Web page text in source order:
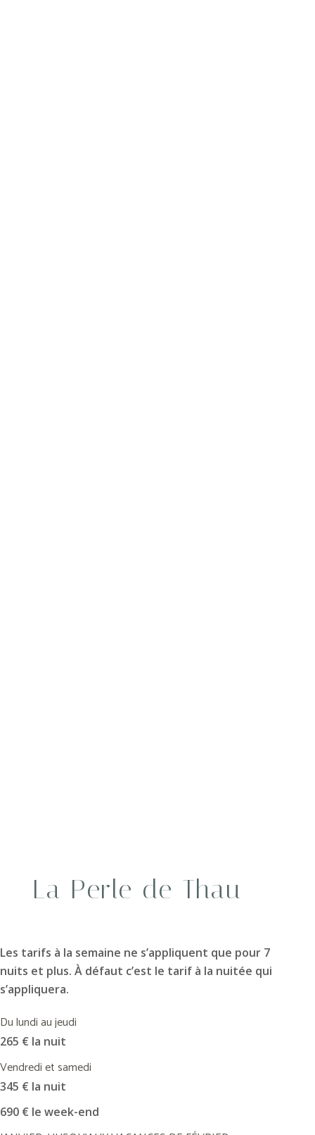
La Perle de Thau
Les tarifs à la semaine ne s’appliquent que pour 7
nuits et plus. À défaut c’est le tarif à la nuitée qui
s’appliquera.
Du lundi au jeudi
265 € la nuit
Vendredi et samedi
345 € la nuit
690 € le week-end